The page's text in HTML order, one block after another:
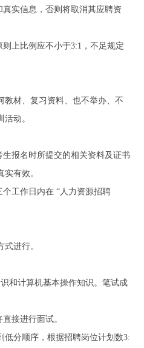
实信息，否则将取消其应聘资
上比例应不小于3:1，不足规定
教材、复习资料、也不举办、不
动。
报名时所提交的相关资料及证书
有效。
工作日内在 “人力资源招聘
进行。
和计算机基本操作知识。笔试成
接进行面试。
低分顺序，根据招聘岗位计划数3: